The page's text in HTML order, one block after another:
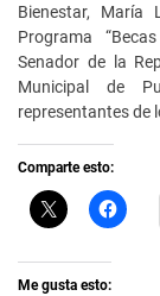
Bienestar, María
Programa
Senador de la
Municipal de
representantes de
Comparte esto:
C
l
k
t
H
a
Me gusta esto: